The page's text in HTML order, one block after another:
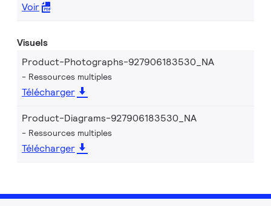
Voir
Visuels
Product-Photographs-927906183530_NA
Ressources multiples
Télécharger
Product-Diagrams-927906183530_NA
Ressources multiples
Télécharger